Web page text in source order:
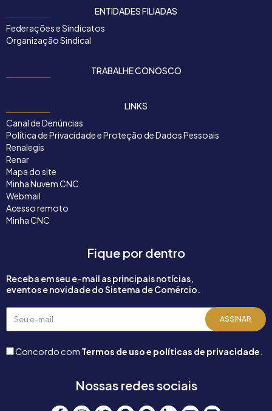
ENTIDADES FILIADAS
Federações e Sindicatos
Organização Sindical
TRABALHE CONOSCO
LINKS
Canal de Denúncias
Política de Privacidade e Proteção de Dados Pessoais
Renalegis
Renar
Mapa do site
Minha Nuvem CNC
Webmail
Acesso remoto
Minha CNC
Fique por dentro
Receba em seu e-mail as principais notícias,
eventos e novidade do Sistema de Comércio.
Seu
e-
ASSINAR
Concordo com Termos de uso e políticas de privacidade
Nossas redes sociais